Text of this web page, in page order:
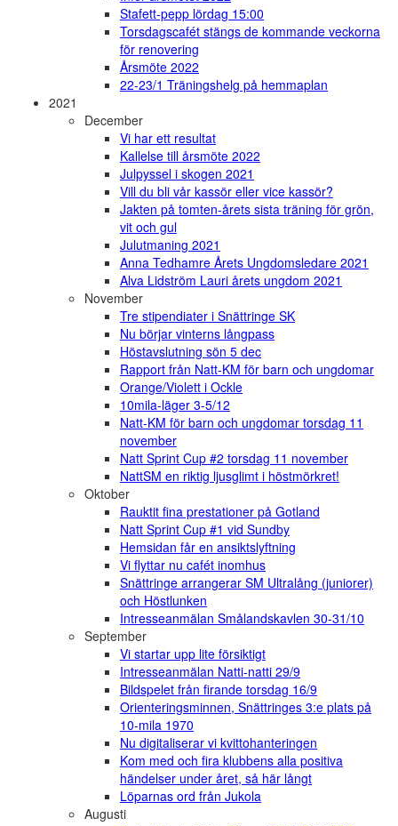
Stafett-pepp lördag 15:00
Torsdagscafét stängs de kommande veckorna
för renovering
Årsmöte 2022
22-23/1 Träningshelg på hemmaplan
2021
December
Vi har ett resultat
Kallelse till årsmöte 2022
Julpyssel i skogen 2021
Vill du bli vår kassör eller vice kassör?
Jakten på tomten-årets sista träning för grön,
vit och gul
Julutmaning 2021
Anna Tedhamre Årets Ungdomsledare 2021
Alva Lidström Lauri årets ungdom 2021
November
Tre stipendiater i Snättringe SK
Nu börjar vinterns långpass
Höstavslutning sön 5 dec
Rapport från Natt-KM för barn och ungdomar
Orange/Violett i Ockle
10mila-läger 3-5/12
Natt-KM för barn och ungdomar torsdag 11
november
Natt Sprint Cup #2 torsdag 11 november
NattSM en riktig ljusglimt i höstmörkret!
Oktober
Rauktit fina prestationer på Gotland
Natt Sprint Cup #1 vid Sundby
Hemsidan får en ansiktslyftning
Vi flyttar nu cafét inomhus
Snättringe arrangerar SM Ultralång (juniorer)
och Höstlunken
Intresseanmälan Smålandskavlen 30-31/10
September
Vi startar upp lite försiktigt
Intresseanmälan Natti-natti 29/9
Bildspelet från firande torsdag 16/9
Orienteringsminnen, Snättringes 3:e plats på
10-mila 1970
Nu digitaliserar vi kvittohanteringen
Kom med och fira klubbens alla positiva
händelser under året, så här långt
Löparnas ord från Jukola
Augusti